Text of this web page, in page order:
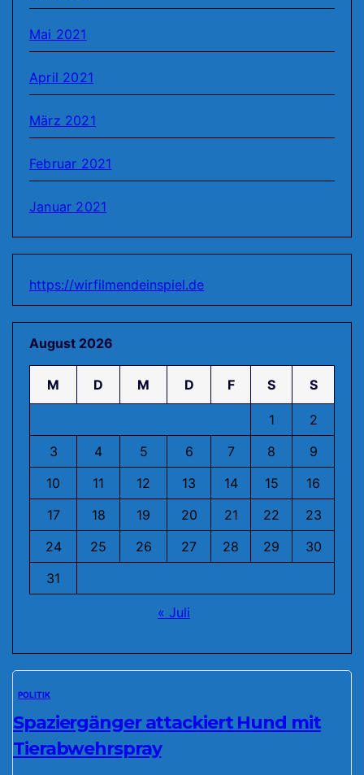
Mai 2021
April 2021
März 2021
Februar 2021
Januar 2021
https://wirfilmendeinspiel.de
August 2026
M D M D F S S
1
2
3
4 5 6 7 8
9
10
11 12 13 14 15
16
17
18 19 20 21 22
23
24
25 26 27 28 29
30
31
« Juli
POLITIK
Spaziergänger attackiert Hund mit
Tierabwehrspray